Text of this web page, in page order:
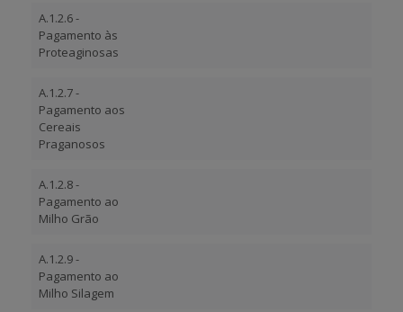
A.1.2.6 -
Pagamento às
Proteaginosas
A.1.2.7 -
Pagamento aos
Cereais
Praganosos
A.1.2.8 -
Pagamento ao
Milho Grão
A.1.2.9 -
Pagamento ao
Milho Silagem